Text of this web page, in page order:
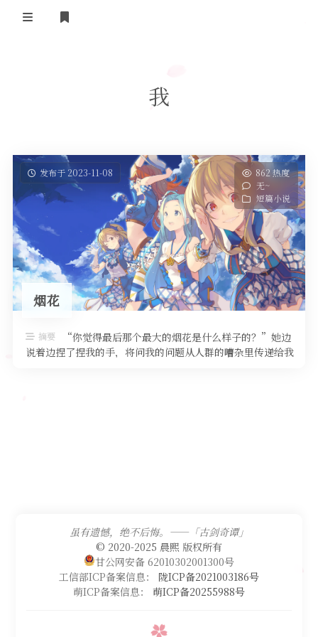
抖音去水印
摸鱼人日历
今日头条新闻
关于我们
隐私政策
友情链接
我
发布于 2023-11-08
862 热度
无~
短篇小说
烟花
摘要
“你觉得最后那个最大的烟花是什么样子的？”她边
说着边捏了捏我的手，将问我的问题从人群的嘈杂里传递给我
虽有遗憾，绝不后悔。——「古剑奇谭」
© 2020-2025 晨熙 版权所有
甘公网安备 62010302001300号
工信部ICP备案信息： 陇ICP备2021003186号
萌ICP备案信息： 萌ICP备20255988号